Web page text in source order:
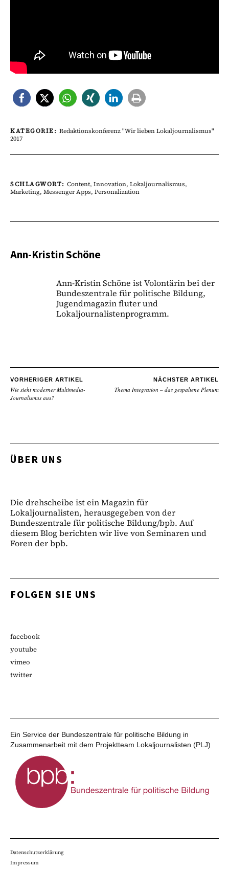
KATEGORIE: Redaktionskonferenz "Wir lieben Lokaljournalismus"
2017
SCHLAGWORT: Content, Innovation, Lokaljournalismus,
Marketing, Messenger Apps, Personalization
Ann-Kristin Schöne
Ann-Kristin Schöne ist Volontärin bei der
Bundeszentrale für politische Bildung,
Jugendmagazin fluter und
Lokaljournalistenprogramm.
VORHERIGER ARTIKEL
Wie sieht moderner Multimedia-
Journalismus aus?
NÄCHSTER ARTIKEL
Thema Integration – das gespaltene Plenum
ÜBER UNS
Die drehscheibe ist ein Magazin für
Lokaljournalisten, herausgegeben von der
Bundeszentrale für politische Bildung/bpb. Auf
diesem Blog berichten wir live von Seminaren und
Foren der bpb.
FOLGEN SIE UNS
facebook
youtube
vimeo
twitter
Ein Service der Bundeszentrale für politische Bildung in
Zusammenarbeit mit dem Projektteam Lokaljournalisten (PLJ)
Datenschutzerklärung
Impressum